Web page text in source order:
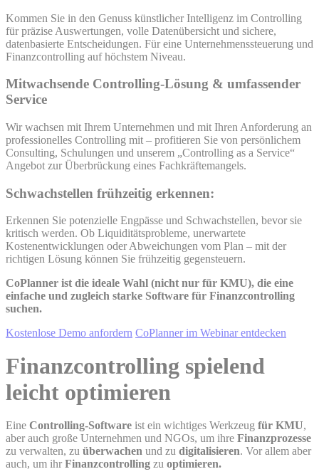
Kommen Sie in den Genuss künstlicher Intelligenz im Controlling
für präzise Auswertungen, volle Datenübersicht und sichere,
datenbasierte Entscheidungen. Für eine Unternehmenssteuerung und
Finanzcontrolling auf höchstem Niveau.
Mitwachsende Controlling-Lösung & umfassender
Service
Wir wachsen mit Ihrem Unternehmen und mit Ihren Anforderung an
professionelles Controlling mit – profitieren Sie von persönlichem
Consulting, Schulungen und unserem „Controlling as a Service“
Angebot zur Überbrückung eines Fachkräftemangels.
Schwachstellen frühzeitig erkennen:
Erkennen Sie potenzielle Engpässe und Schwachstellen, bevor sie
kritisch werden. Ob Liquiditätsprobleme, unerwartete
Kostenentwicklungen oder Abweichungen vom Plan – mit der
richtigen Lösung können Sie frühzeitig gegensteuern.
CoPlanner ist die ideale Wahl (nicht nur für KMU), die eine
einfache und zugleich starke Software für Finanzcontrolling
suchen.
Kostenlose Demo anfordern CoPlanner im Webinar entdecken
Finanzcontrolling spielend
leicht optimieren
Eine Controlling-Software ist ein wichtiges Werkzeug für KMU,
aber auch große Unternehmen und NGOs, um ihre Finanzprozesse
zu verwalten, zu überwachen und zu digitalisieren. Vor allem aber
auch, um ihrFinanzcontrolling zu optimieren.